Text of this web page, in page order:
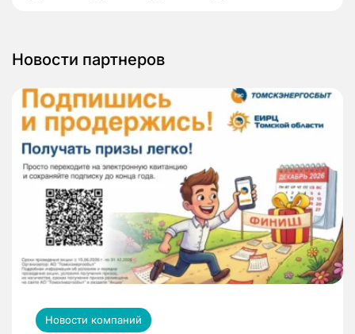
Новости партнеров
Новости компаний